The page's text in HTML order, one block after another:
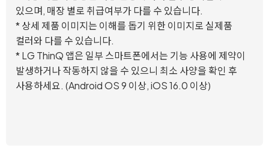
있으며, 매장 별로 취급여부가 다를 수 있습니다.
* 상세 제품 이미지는 이해를 돕기 위한 이미지로 실제품
컬러와 다를 수 있습니다.
* LG ThinQ 앱은 일부 스마트폰에서는 기능 사용에 제약이
발생하거나 작동하지 않을 수 있으니 최소 사양을 확인 후
사용하세요. (Android OS 9 이상, iOS 16.0 이상)